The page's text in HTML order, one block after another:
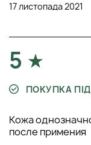
17 листопада 2021
5
ПОКУПКА
Кожа
после примения